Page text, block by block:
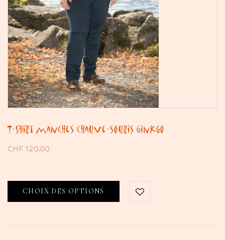
T-Shirt manches chauve-souris Ginkgo
CHF 120.00
CHOIX DES OPTIONS